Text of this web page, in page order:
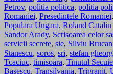
Petrov, politia politica, politia
Romaniei, Presedintele Romaniei,
Populara Ungara, Roland Catalin
Sandor Arady, Scrisoarea celor
servicii secrete, sie, Silviu Brucan
Stanescu, soros, sri, stefan
Tcaciuc, timisoara, Tinutul
Basescu, Transilvania, Trigranit,